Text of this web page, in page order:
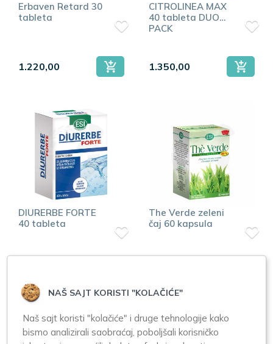
Erbaven Retard 30
tableta
1.220,00
CITROLINEA MAX
40 tableta DUO
PACK
1.350,00
DIURERBE FORTE
40 tableta
The Verde zeleni
čaj 60 kapsula
NAŠ SAJT KORISTI "KOLAČIĆE"
Naš sajt koristi "kolačiće" i druge tehnologije kako
bismo analizirali saobraćaj, poboljšali korisničko